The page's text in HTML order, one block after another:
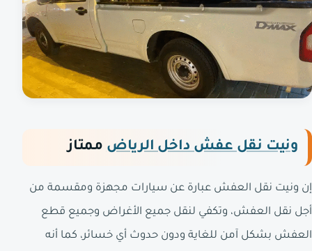
ونيت نقل عفش داخل الرياض ممتاز
إن ونيت نقل العفش عبارة عن سيارات مجهزة ومقسمة من
أجل نقل العفش، وتكفي لنقل جميع الأغراض وجميع قطع
العفش بشكل آمن للغاية ودون حدوث أي خسائر، كما أنه